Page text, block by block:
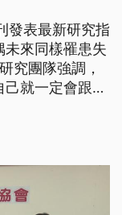
發表最新研究指
未來同樣罹患失
究團隊強調，
就一定會跟著